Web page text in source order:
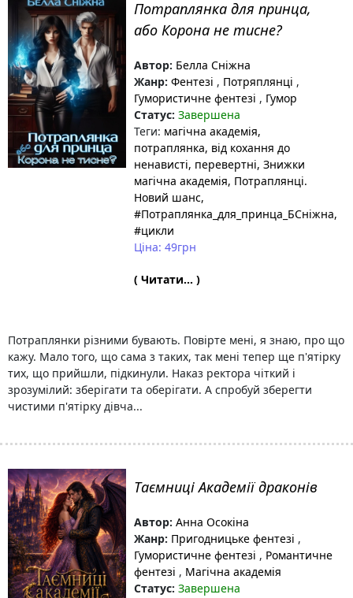
Потраплянка для принца,
або Корона не тисне?
Автор: Белла Сніжна
Жанр: Фентезі , Потряплянці ,
Гумористичне фентезі , Гумор
Статус: Завершена
Теги: магічна академія,
потраплянка, від кохання до
ненависті, перевертні, Знижки
магічна академія, Потраплянці.
Новий шанс,
#Потраплянка_для_принца_БСніжна,
#цикли
Ціна: 49грн
( Читати... )
Потраплянки різними бувають. Повірте мені, я знаю, про що
кажу. Мало того, що сама з таких, так мені тепер ще п'ятірку
тих, що прийшли, підкинули. Наказ ректора чіткий і
зрозумілий: зберігати та оберігати. А спробуй зберегти
чистими п'ятірку дівча...
Таємниці Академії драконів
Автор: Анна Осокіна
Жанр: Пригодницьке фентезі ,
Гумористичне фентезі , Романтичне
фентезі , Магічна академія
Статус: Завершена